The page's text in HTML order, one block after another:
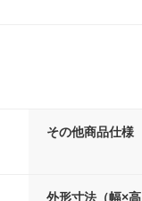
その他商品仕様
外形寸法（幅×高